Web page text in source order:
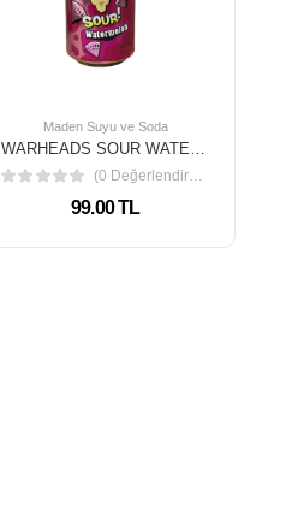
Maden Suyu ve Soda
WARHEADS SOUR WATERMELON SODA 330 ML
(0 Değerlendirme)
99.00 TL